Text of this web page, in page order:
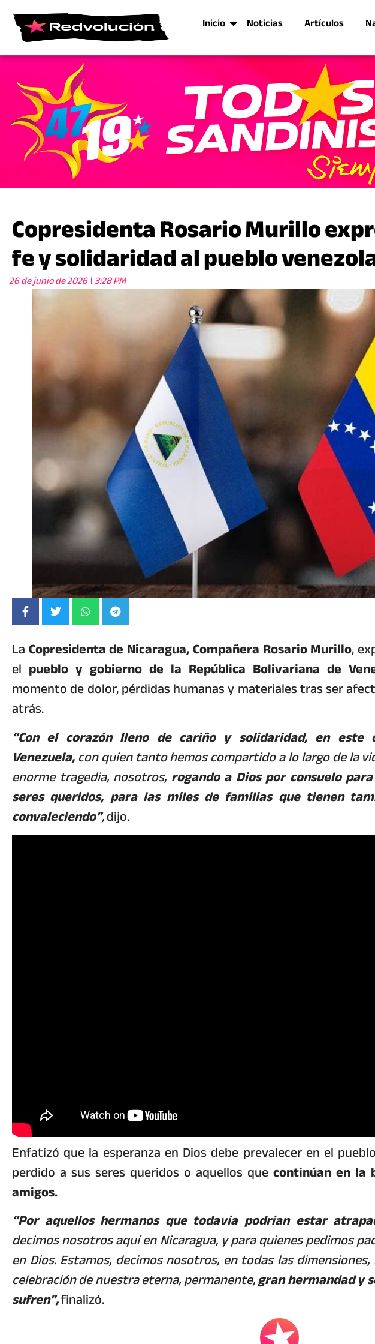
Inicio Noticias Artículos
Copresidenta Rosario Murillo
fe y solidaridad al pueblo
26 de junio de 2026 3:28 PM
LaCopresidenta de Nicaragua, Compañera Rosario Murillo,
el pueblo y gobierno de la República Bolivariana de
momento de dolor, pérdidas humanas y materiales tras ser
atrás.
“Con el corazón lleno de cariño y solidaridad, en este
Venezuela,con quien tanto hemos compartido a lo largo de la
enorme tragedia, nosotros, rogando a Dios por consuelo
seres queridos, para las miles de familias que tienen
convaleciendo”,dijo.
Enfatizó que la esperanza en Dios debe prevalecer en el
perdido a sus seres queridos o aquellos quecontinúan en la
amigos.
“Por aquellos hermanos que todavía podrían estar
decimos nosotros aquí en Nicaragua, y para quienes pedimos
en Dios. Estamos, decimos nosotros, en todas las
celebración de nuestra eterna, permanente,gran hermandad y
sufren”,finalizó.